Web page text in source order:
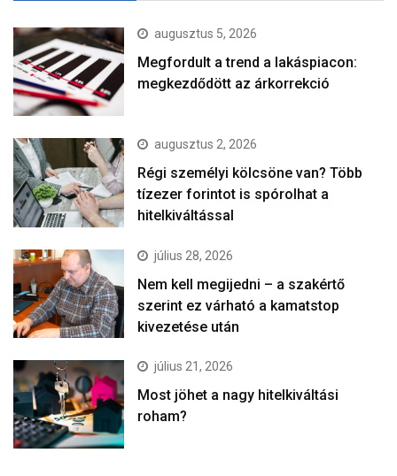
augusztus 5, 2026
Megfordult a trend a lakáspiacon:
megkezdődött az árkorrekció
augusztus 2, 2026
Régi személyi kölcsöne van? Több
tízezer forintot is spórolhat a
hitelkiváltással
július 28, 2026
Nem kell megijedni – a szakértő
szerint ez várható a kamatstop
kivezetése után
július 21, 2026
Most jöhet a nagy hitelkiváltási
roham?